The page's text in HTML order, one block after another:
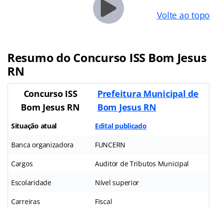
Volte ao topo
Resumo do Concurso ISS Bom Jesus
RN
Concurso ISS
Bom Jesus RN
Prefeitura Municipal de
Bom Jesus RN
Situação atual Edital publicado
Banca organizadora FUNCERN
Cargos Auditor de Tributos Municipal
Escolaridade Nível superior
Carreiras Fiscal